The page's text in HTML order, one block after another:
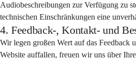
Audiobeschreibungen zur Verfügung zu
technischen Einschränkungen eine
4. Feedback-, Kontakt- und
Wir legen großen Wert auf das Feedback
Website auffallen, freuen wir uns über